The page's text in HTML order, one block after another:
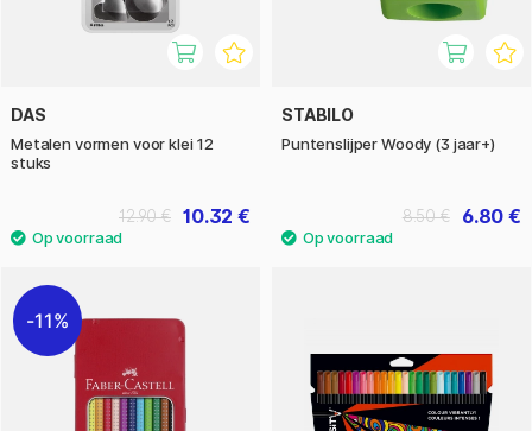
DAS
Metalen vormen voor klei 12
stuks
10.32 €
12.90 €
STABILO
Puntenslijper Woody (3 jaar+)
6.80 €
8.50 €
11%